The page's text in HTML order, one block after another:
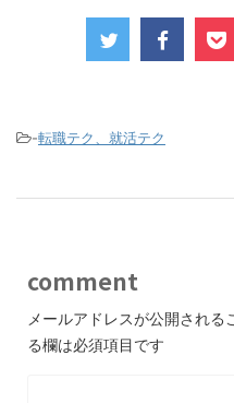
-転職テク、就活テク
comment
メールアドレスが公開される
る欄は必須項目です